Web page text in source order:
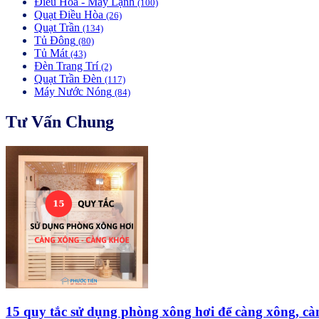
(100)
Quạt Điều Hòa (26)
Quạt Trần (134)
Tủ Đông (80)
Tủ Mát (43)
Đèn Trang Trí (2)
Quạt Trần Đèn (117)
Máy Nước Nóng (84)
Tư Vấn Chung
15 quy tắc sử dụng phòng xông hơi để càng xông,